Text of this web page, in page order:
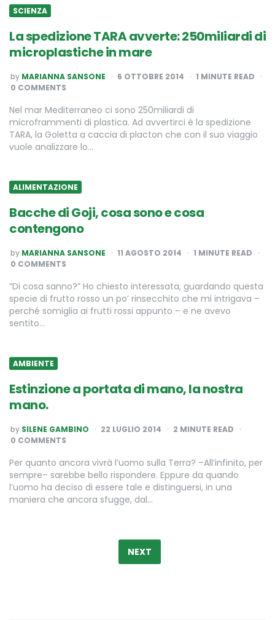
SCIENZA
La spedizione TARA avverte: 250miliardi di
microplastiche in mare
POSTED
BY
by MARIANNA SANSONE 6 OTTOBRE 2014 1 MINUTE READ
0 COMMENTS
Nel mar Mediterraneo ci sono 250miliardi di
microframmenti di plastica. Ad avvertirci è la spedizione
TARA, la Goletta a caccia di placton che con il suo viaggio
vuole analizzare lo…
ALIMENTAZIONE
Bacche di Goji, cosa sono e cosa
contengono
POSTED
BY
by MARIANNA SANSONE 11 AGOSTO 2014 1 MINUTE READ
0 COMMENTS
“Di cosa sanno?” Ho chiesto interessata, guardando questa
specie di frutto rosso un po’ rinsecchito che mi intrigava –
perché somiglia ai frutti rossi appunto – e ne avevo
sentito…
AMBIENTE
Estinzione a portata di mano, la nostra
mano.
POSTED
BY
by SILENE GAMBINO 22 LUGLIO 2014 2 MINUTE READ
0 COMMENTS
Per quanto ancora vivrà l’uomo sulla Terra? –All’infinito, per
sempre– sarebbe bello rispondere. Eppure da quando
l’uomo ha deciso di essere tale e distinguersi, in una
maniera che ancora sfugge, dal…
NEXT